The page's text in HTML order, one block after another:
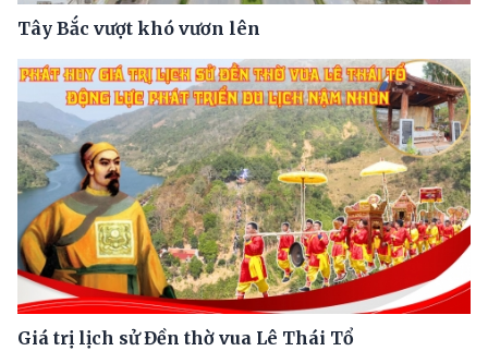
Tây Bắc vượt khó vươn lên
Giá trị lịch sử Đền thờ vua Lê Thái Tổ